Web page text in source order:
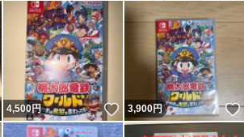
いいね！
4,500円 いいね！
3,900円